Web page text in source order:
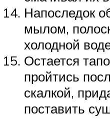
Напоследок
мылом,
холодной
Остается
пройтись
скалкой,
поставить